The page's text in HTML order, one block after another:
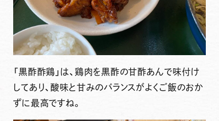
「黒酢酢鶏」は、鶏肉を黒酢の甘酢あんで味付け
してあり、酸味と甘みのバランスがよくご飯のおか
ずに最高ですね。